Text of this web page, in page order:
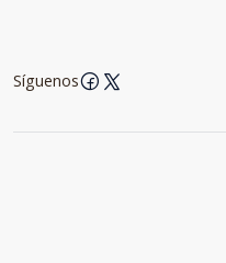
Síguenos